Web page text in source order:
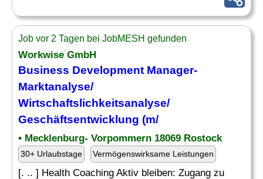
Job vor 2 Tagen bei JobMESH gefunden
Workwise GmbH
Business Development Manager-
Marktanalyse/
Wirtschaftslichkeitsanalyse/
Geschäftsentwicklung (m/
• Mecklenburg- Vorpommern 18069 Rostock
30+ Urlaubstage Vermögenswirksame Leistungen
[. .. ] Health Coaching Aktiv bleiben: Zugang zu